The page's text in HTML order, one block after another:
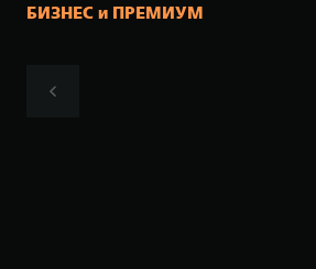
БИЗНЕС и ПРЕМИУМ